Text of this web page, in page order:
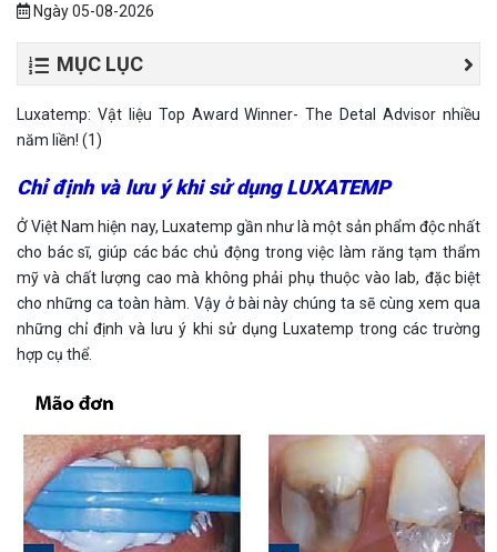
Ngày 05-08-2026
MỤC LỤC
Luxatemp: Vật liệu Top Award Winner- The Detal Advisor nhiều
năm liền! (1)
Chỉ định và lưu ý khi sử dụng LUXATEMP
Ở Việt Nam hiện nay, Luxatemp gần như là một sản phẩm độc nhất
cho bác sĩ, giúp các bác chủ động trong việc làm răng tạm thẩm
mỹ và chất lượng cao mà không phải phụ thuộc vào lab, đặc biệt
cho những ca toàn hàm. Vậy ở bài này chúng ta sẽ cùng xem qua
những chỉ định và lưu ý khi sử dụng Luxatemp trong các trường
hợp cụ thể.